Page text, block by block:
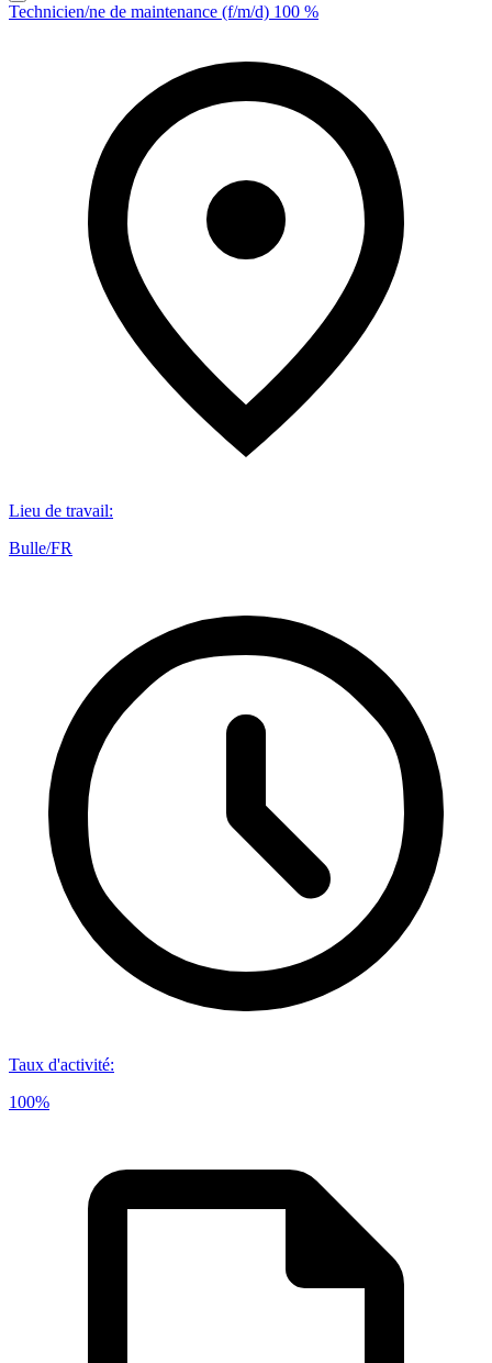
Technicien/ne de maintenance (f/m/d) 100 %
Lieu de travail:
Bulle/FR
Taux d'activité:
100%